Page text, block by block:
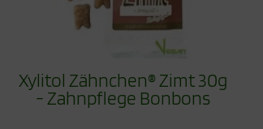
Xylitol Zähnchen® Zimt 30g
- Zahnpflege Bonbons